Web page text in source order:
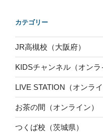
カテゴリー
JR高槻校（大阪府）
KIDSチャンネル（オンラ
LIVE STATION（オンライ
お茶の間（オンライン）
つくば校（茨城県）